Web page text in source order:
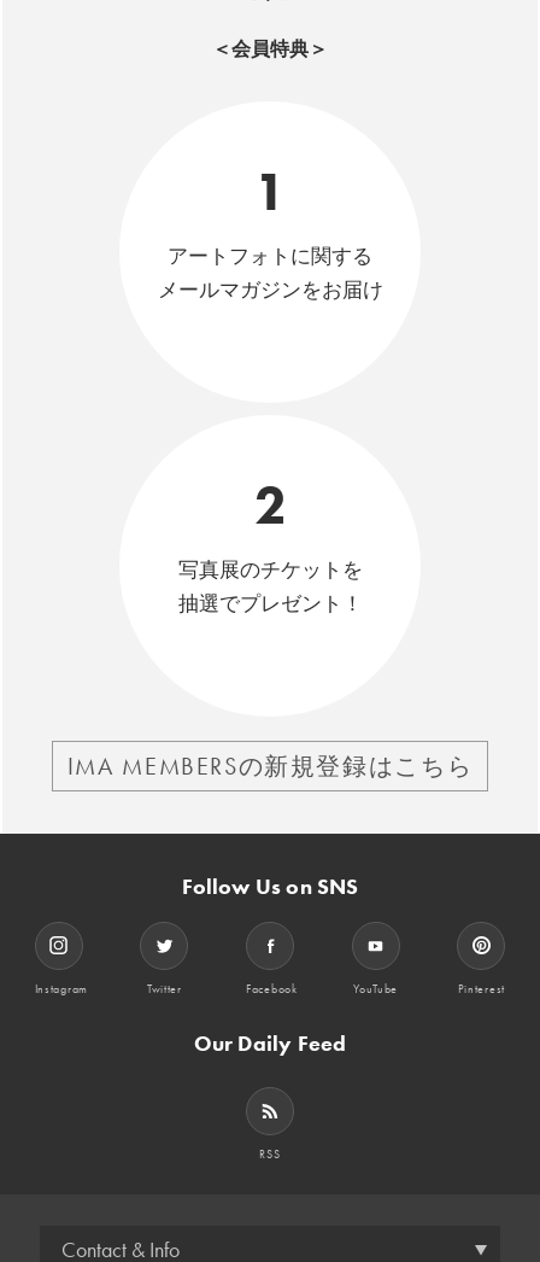
＜会員特典＞
1
アートフォトに関する
メールマガジンをお届け
2
写真展のチケットを
抽選でプレゼント！
IMA MEMBERSの新規登録はこちら
Follow Us on SNS
Instagram Twitter Facebook YouTube Pinterest
Our Daily Feed
RSS
Contact & Info